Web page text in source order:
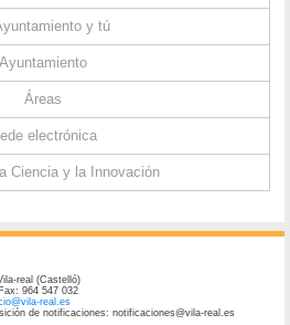
y tú
Ayuntamiento
Áreas
electrónica
Ciencia y la Innovación
real (Castelló)
964 547 032
real.es
de notificaciones: notificaciones@vila-real.es